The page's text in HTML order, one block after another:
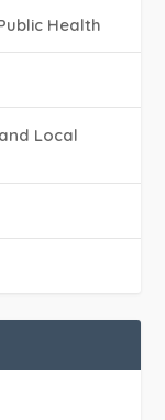
Health
Local